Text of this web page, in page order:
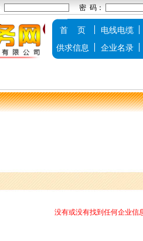
密 码：
首 页
电线电缆
供求信息
企业名录
没有或没有找到任何企业信